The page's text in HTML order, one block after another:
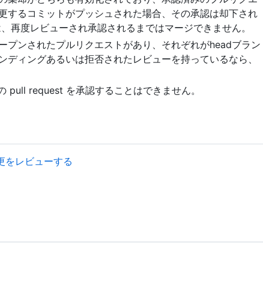
するコミットがプッシュされた場合、その承認は却下され
再度レビューされ承認されるまではマージできません。
プンされたプルリクエストがあり、それぞれがheadブラン
ディングあるいは拒否されたレビューを持っているなら、
pull request を承認することはできません。
をレビューする